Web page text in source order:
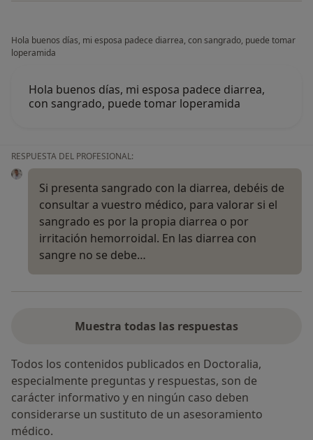
Hola buenos días, mi esposa padece diarrea, con sangrado, puede tomar
loperamida
Hola buenos días, mi esposa padece diarrea,
con sangrado, puede tomar loperamida
RESPUESTA DEL PROFESIONAL:
Si presenta sangrado con la diarrea, debéis de
consultar a vuestro médico, para valorar si el
sangrado es por la propia diarrea o por
irritación hemorroidal. En las diarrea con
sangre no se debe…
Muestra todas las respuestas
Todos los contenidos publicados en Doctoralia,
especialmente preguntas y respuestas, son de
carácter informativo y en ningún caso deben
considerarse un sustituto de un asesoramiento
médico.